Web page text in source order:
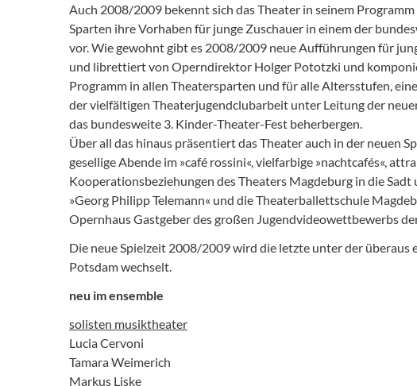
Auch 2008/2009 bekennt sich das Theater in seinem
Sparten ihre Vorhaben für junge Zuschauer in einem der
vor. Wie gewohnt gibt es 2008/2009 neue Aufführungen für
und librettiert von Operndirektor Holger Pototzki und
Programm in allen Theatersparten und für alle Altersstufen,
der vielfältigen Theaterjugendclubarbeit unter Leitung der
das bundesweite 3. Kinder-Theater-Fest beherbergen.
Über all das hinaus präsentiert das Theater auch in der neuen
gesellige Abende im »café rossini«, vielfarbige »nachtcafés«,
Kooperationsbeziehungen des Theaters Magdeburg in die
»Georg Philipp Telemann« und die Theaterballettschule
Opernhaus Gastgeber des großen Jugendvideowettbewerbs
Die neue Spielzeit 2008/2009 wird die letzte unter der
Potsdam wechselt.
neu im ensemble
solisten musiktheater
Lucia Cervoni
Tamara Weimerich
Markus Liske